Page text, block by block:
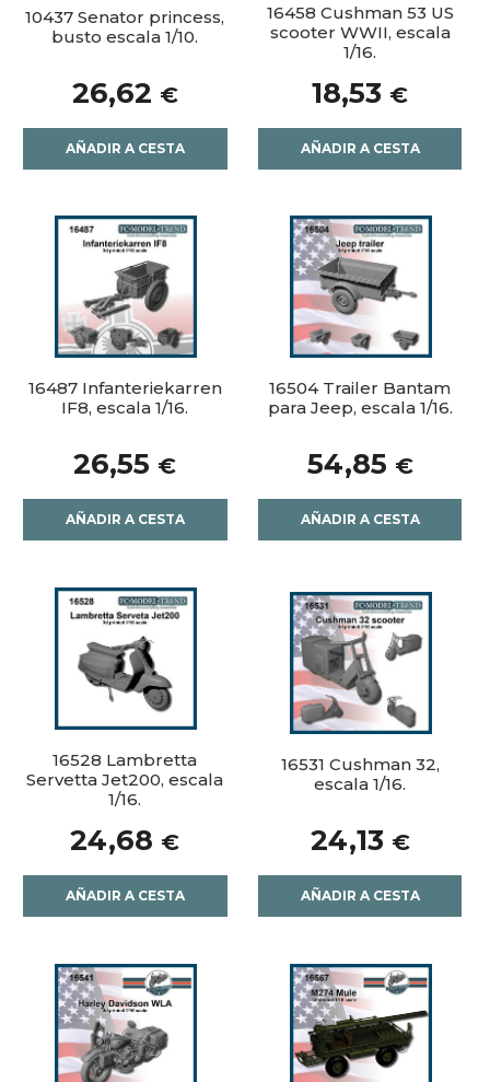
10437 Senator princess,
busto escala 1/10.
26,62 €
AÑADIR A CESTA
16458 Cushman 53 US
scooter WWII, escala
1/16.
18,53 €
AÑADIR A CESTA
16487 Infanteriekarren
IF8, escala 1/16.
26,55 €
AÑADIR A CESTA
16504 Trailer Bantam
para Jeep, escala 1/16.
54,85 €
AÑADIR A CESTA
16528 Lambretta
Servetta Jet200, escala
1/16.
24,68 €
AÑADIR A CESTA
16531 Cushman 32,
escala 1/16.
24,13 €
AÑADIR A CESTA